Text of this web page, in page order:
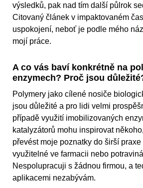
výsledků, pak nad tím další půlrok
Citovaný článek v impaktovaném
uspokojení, neboť je podle mého
mojí práce.
A co vás baví konkrétně na
enzymech? Proč jsou
Polymery jako cílené nosiče
jsou důležité a pro lidi velmi
případě využití imobilizovaných
katalyzátorů mohu inspirovat
převést moje poznatky do širší
využitelné ve farmacii nebo
Nespolupracuji s žádnou firmou, a
aplikacemi nezabývám.